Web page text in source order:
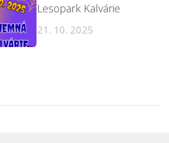
Lesopark Kalvárie
21. 10. 2025